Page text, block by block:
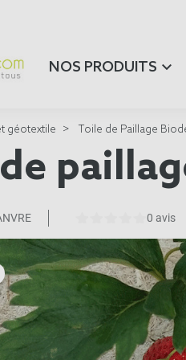
NOS PRODUITS
géotextile Toile de Paillage
0 avis